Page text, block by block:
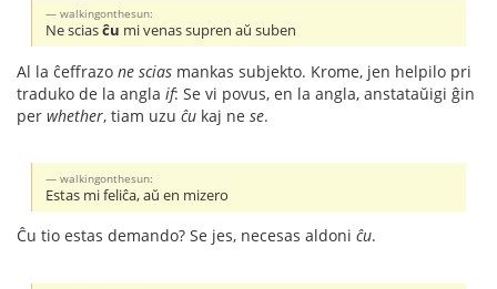
walkingonthesun:
Ne sciasĉu mi venas supren aŭ suben
Al la ĉeffrazo ne scias mankas subjekto. Krome, jen helpilo pri
traduko de la angla if: Se vi povus, en la angla, anstataŭigi ĝin
per whether, tiam uzu ĉu kaj ne se.
walkingonthesun:
Estas mi feliĉa, aŭ en mizero
Ĉu tio estas demando? Se jes, necesas aldoni ĉu.